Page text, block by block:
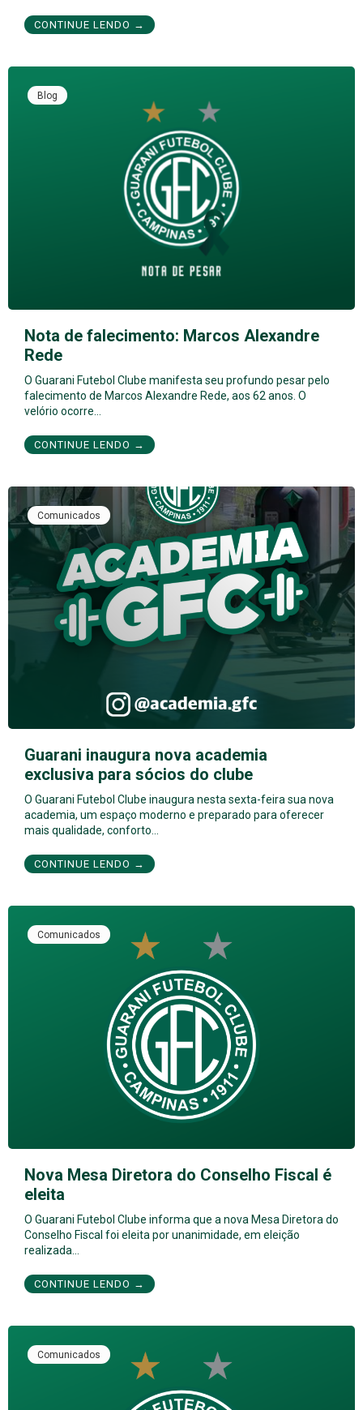
CONTINUE LENDO →
Blog
Nota de falecimento: Marcos Alexandre
Rede
O Guarani Futebol Clube manifesta seu profundo pesar pelo
falecimento de Marcos Alexandre Rede, aos 62 anos. O
velório ocorre…
CONTINUE LENDO →
Comunicados
Guarani inaugura nova academia
exclusiva para sócios do clube
O Guarani Futebol Clube inaugura nesta sexta-feira sua nova
academia, um espaço moderno e preparado para oferecer
mais qualidade, conforto…
CONTINUE LENDO →
Comunicados
Nova Mesa Diretora do Conselho Fiscal é
eleita
O Guarani Futebol Clube informa que a nova Mesa Diretora do
Conselho Fiscal foi eleita por unanimidade, em eleição
realizada…
CONTINUE LENDO →
Comunicados